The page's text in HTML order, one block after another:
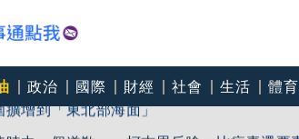
政治 國際 財經 社會 生活 體育
增到「東北部海面」
中一個道歉」 柯志恩反嗆：比病毒還要毒